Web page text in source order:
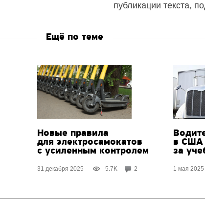
публикации текста,
Ещё по теме
Новые правила
для электросамокатов
с усиленным контролем
31 декабря 2025 5.7K 2
в США
за
1 мая 2025